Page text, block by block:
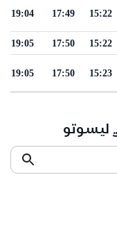
15:22
17:49
19:04
15:22
17:50
19:05
15:23
17:50
19:05
ليسوتو